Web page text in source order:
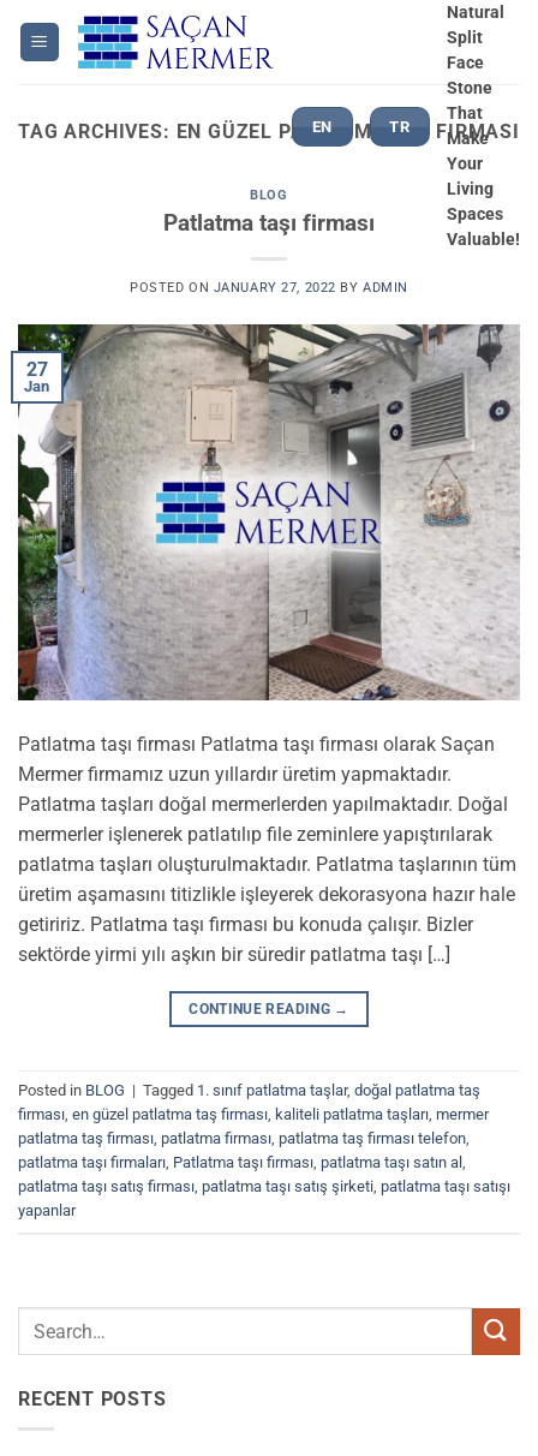
EN TR
Natural
Split
Face
Stone
That
Make
Your
Living
Spaces
Valuable!
TAG ARCHIVES: EN GÜZEL PATLATMA TAŞ FIRMASI
BLOG
Patlatma taşı firması
POSTED ON JANUARY 27, 2022 BY ADMIN
27
Jan
Patlatma taşı firması Patlatma taşı firması olarak Saçan
Mermer firmamız uzun yıllardır üretim yapmaktadır.
Patlatma taşları doğal mermerlerden yapılmaktadır. Doğal
mermerler işlenerek patlatılıp file zeminlere yapıştırılarak
patlatma taşları oluşturulmaktadır. Patlatma taşlarının tüm
üretim aşamasını titizlikle işleyerek dekorasyona hazır hale
getiririz. Patlatma taşı firması bu konuda çalışır. Bizler
sektörde yirmi yılı aşkın bir süredir patlatma taşı […]
CONTINUE READING →
Posted in BLOG | Tagged 1. sınıf patlatma taşlar, doğal patlatma taş
firması, en güzel patlatma taş firması, kaliteli patlatma taşları, mermer
patlatma taş firması, patlatma firması, patlatma taş firması telefon,
patlatma taşı firmaları, Patlatma taşı firması, patlatma taşı satın al ,
patlatma taşı satış firması, patlatma taşı satış şirketi, patlatma taşı satışı
yapanlar
RECENT POSTS